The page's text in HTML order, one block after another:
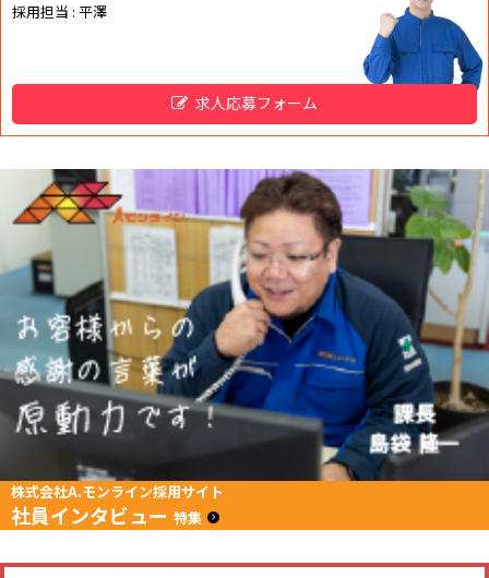
採用担当 : 平澤
求人応募フォーム
株式会社A.モンライン採用サイト
社員インタビュー 特集